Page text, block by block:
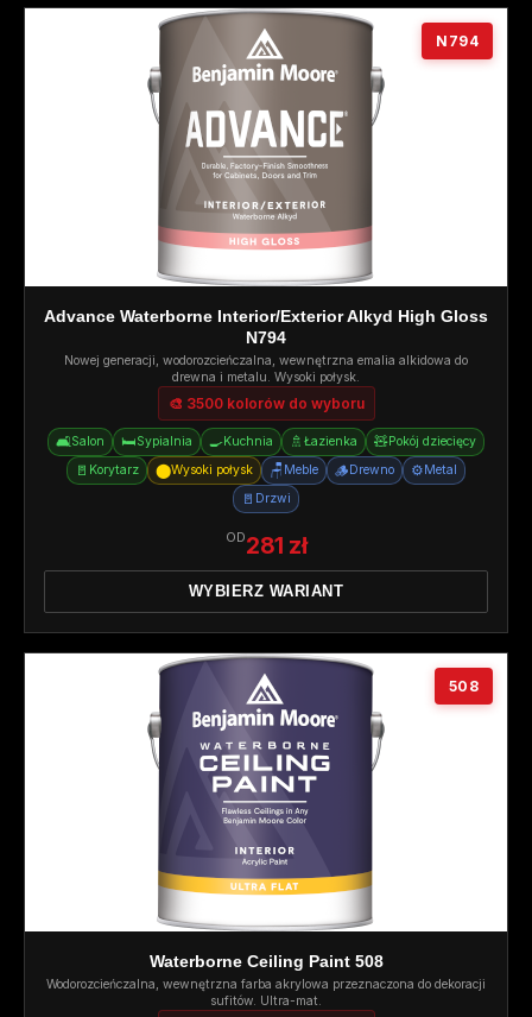
N794
Advance Waterborne Interior/Exterior Alkyd High Gloss
N794
Nowej generacji, wodorozcieńczalna, wewnętrzna emalia alkidowa do
drewna i metalu. Wysoki połysk.
🎨 3500 kolorów do wyboru
🛋️Salon 🛏️Sypialnia 🍳Kuchnia 🚿 Łazienka 🧸Pokój dziecięcy
🚪 Korytarz ⬤Wysoki połysk 🪑 Meble 🪵Drewno ⚙️Metal
🚪 Drzwi
OD281 zł
WYBIERZ WARIANT
508
Waterborne Ceiling Paint 508
Wodorozcieńczalna, wewnętrzna farba akrylowa przeznaczona do dekoracji
sufitów. Ultra-mat.